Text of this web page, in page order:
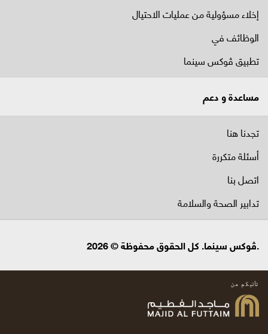
إخلاء مسؤولية من عمليات الاحتيال
الوظائف في
تطبيق ڤوكس سينما
مساعدة و دعم
تجدنا هنا
أسئلة متكررة
اتصل بنا
تدابير الصحة والسلامة
.ڤوكس سينما. كل الحقوق محفوظة © 2026